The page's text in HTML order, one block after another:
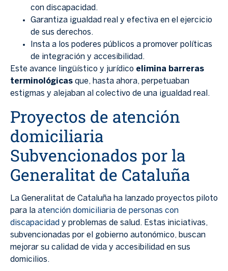
con discapacidad.
Garantiza igualdad real y efectiva en el ejercicio
de sus derechos.
Insta a los poderes públicos a promover políticas
de integración y accesibilidad.
Este avance lingüístico y jurídico elimina barreras
terminológicas que, hasta ahora, perpetuaban
estigmas y alejaban al colectivo de una igualdad real.
Proyectos de atención
domiciliaria
Subvencionados por la
Generalitat de Cataluña
La Generalitat de Cataluña ha lanzado proyectos piloto
para la atención domiciliaria de personas con
discapacidad y problemas de salud. Estas iniciativas,
subvencionadas por el gobierno autonómico, buscan
mejorar su calidad de vida y accesibilidad en sus
domicilios.